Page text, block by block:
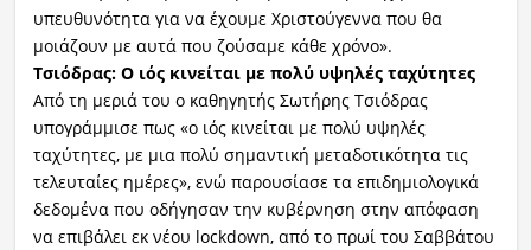
υπευθυνότητα για να έχουμε Χριστούγεννα που θα
μοιάζουν με αυτά που ζούσαμε κάθε χρόνο».
Τσιόδρας: Ο ιός κινείται με πολύ υψηλές ταχύτητες
Από τη μεριά του ο καθηγητής Σωτήρης Τσιόδρας
υπογράμμισε πως «ο ιός κινείται με πολύ υψηλές
ταχύτητες, με μια πολύ σημαντική μεταδοτικότητα τις
τελευταίες ημέρες», ενώ παρουσίασε τα επιδημιολογικά
δεδομένα που οδήγησαν την κυβέρνηση στην απόφαση
να επιβάλει εκ νέου lockdown, από το πρωί του Σαββάτου